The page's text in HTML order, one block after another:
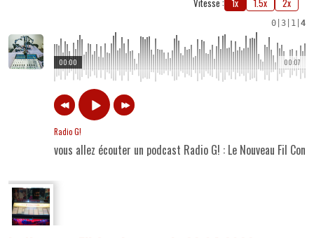
Vitesse : 1x 1.5x 2x
0 3 1 4
00:07
00:00
Radio G!
vous allez écouter un podcast Radio G! : Le Nouveau Fil